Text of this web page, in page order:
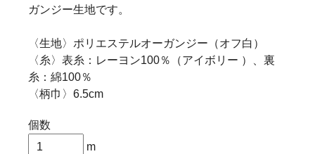
ガンジー生地です。
〈生地〉ポリエステルオーガンジー（オフ白）
〈糸〉表糸：レーヨン100％（アイボリー ）、裏
糸：綿100％
〈柄巾〉6.5cm
個数
m